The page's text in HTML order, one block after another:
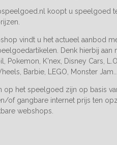
koopt u speelgoed
vindt u het actueel aanbod
Denk hierbij aan
Pokemon, K'nex, Disney Cars,
Barbie, LEGO, Monster Jam...
op het speelgoed zijn op basis
of gangbare internet prijs ten
webshops.